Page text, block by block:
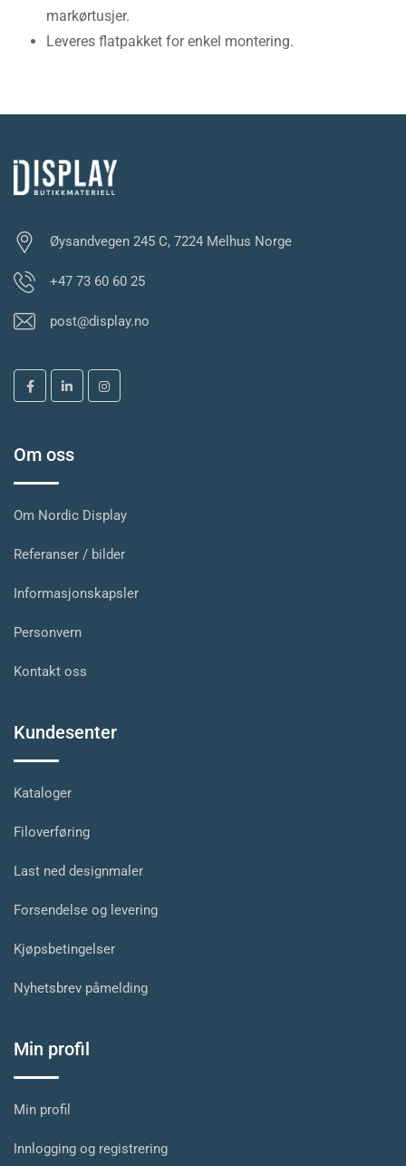
markørtusjer.
Leveres flatpakket for enkel montering.
Øysandvegen 245 C, 7224 Melhus Norge
+47 73 60 60 25
post@display.no
Om oss
Om Nordic Display
Referanser / bilder
Informasjonskapsler
Personvern
Kontakt oss
Kundesenter
Kataloger
Filoverføring
Last ned designmaler
Forsendelse og levering
Kjøpsbetingelser
Nyhetsbrev påmelding
Min profil
Min profil
Innlogging og registrering